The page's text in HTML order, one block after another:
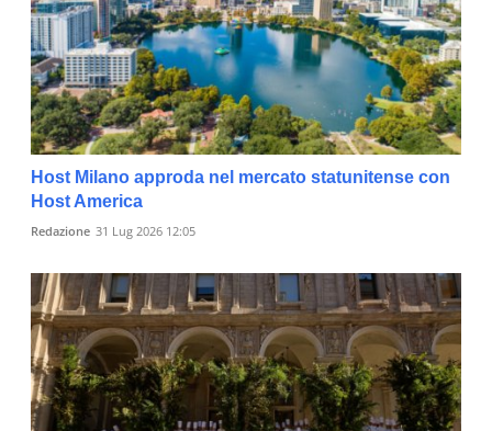
Host Milano approda nel mercato statunitense con
Host America
Redazione 31 Lug 2026 12:05